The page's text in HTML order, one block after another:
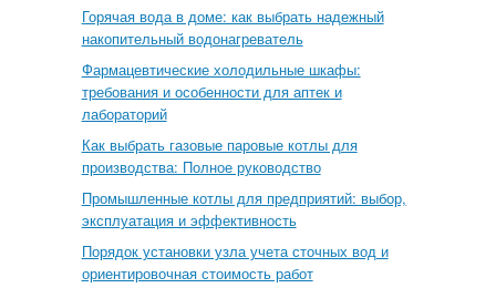
Горячая вода в доме: как выбрать надежный
накопительный водонагреватель
Фармацевтические холодильные шкафы:
требования и особенности для аптек и
лабораторий
Как выбрать газовые паровые котлы для
производства: Полное руководство
Промышленные котлы для предприятий: выбор,
эксплуатация и эффективность
Порядок установки узла учета сточных вод и
ориентировочная стоимость работ